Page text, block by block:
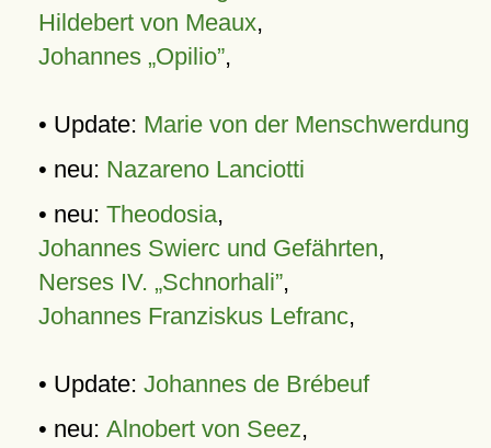
Hildebert von Meaux,
Johannes „Opilio”,
• Update: Marie von der Menschwerdung
• neu: Nazareno Lanciotti
• neu: Theodosia,
Johannes Swierc und Gefährten,
Nerses IV. „Schnorhali”,
Johannes Franziskus Lefranc,
• Update: Johannes de Brébeuf
• neu: Alnobert von Seez,